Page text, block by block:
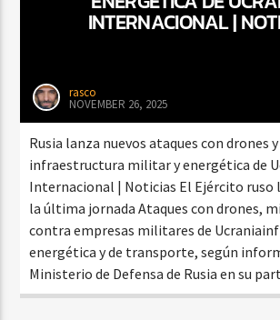
INTERNACIONAL |
rasco
NOVEMBER 26, 2025
Rusia lanza nuevos ataques con drones
infraestructura militar y energética de
Internacional | Noticias El Ejército ruso
la última jornada Ataques con drones,
contra empresas militares de
energética y de transporte, según
Ministerio de Defensa de Rusia en su